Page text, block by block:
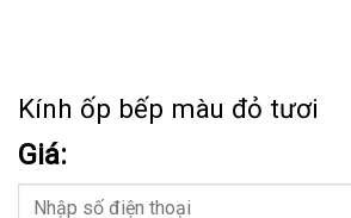
Kính ốp bếp màu đỏ tươi
Giá: